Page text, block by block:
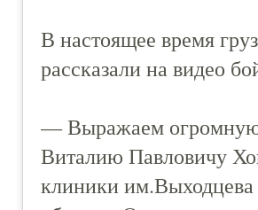
В настоящее время
рассказали на видео
— Выражаем огромную
Виталию Павловичу
клиники им.Выходцева